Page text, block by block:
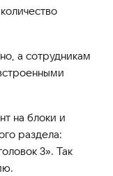
а сотрудникам
на блоки и
раздела:
3». Так